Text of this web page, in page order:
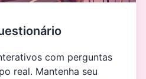
com perguntas
real. Mantenha seu